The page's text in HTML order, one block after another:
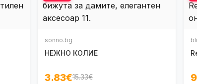
sonno.bg
НЕЖНО КОЛИЕ
3.83€15.33€